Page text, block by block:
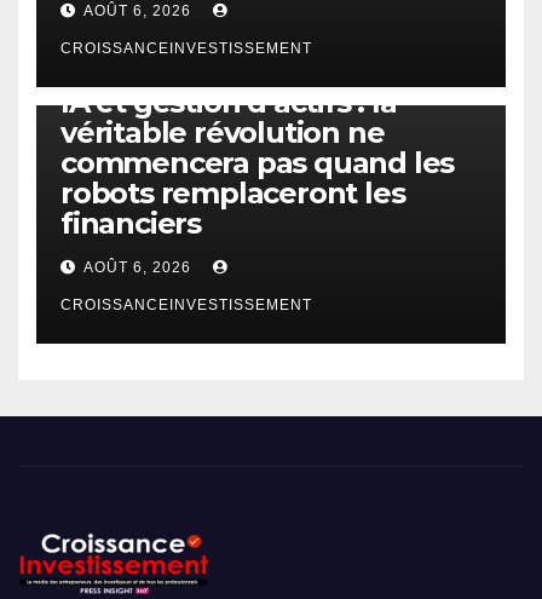
AOÛT 6, 2026
CROISSANCEINVESTISSEMENT
IA et gestion d’actifs : la
véritable révolution ne
commencera pas quand les
robots remplaceront les
financiers
AOÛT 6, 2026
CROISSANCEINVESTISSEMENT